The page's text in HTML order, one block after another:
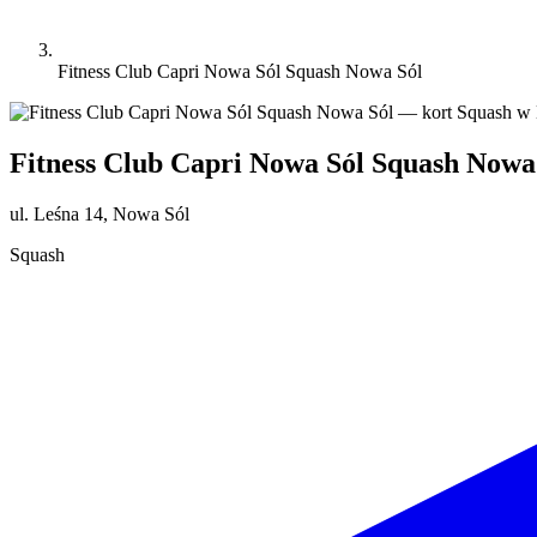
Fitness Club Capri Nowa Sól Squash Nowa Sól
Fitness Club Capri Nowa Sól Squash
ul. Leśna 14, Nowa Sól
Squash